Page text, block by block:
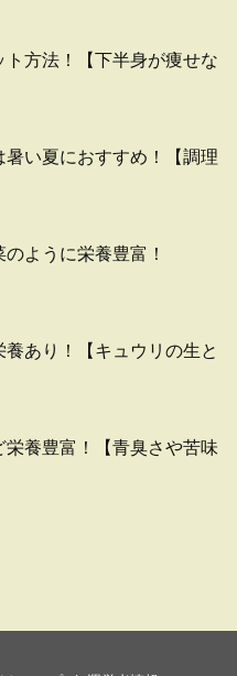
ト方法！【下半身が痩せな
暑い夏におすすめ！【調理
ように栄養豊富！
あり！【キュウリの生と
栄養豊富！【青臭さや苦味